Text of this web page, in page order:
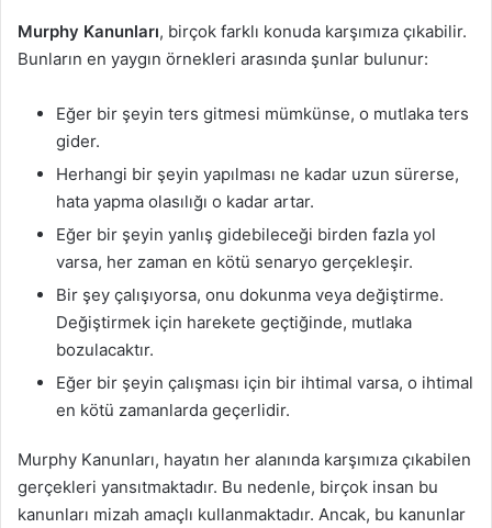
Murphy Kanunları, birçok farklı konuda karşımıza çıkabilir.
Bunların en yaygın örnekleri arasında şunlar bulunur:
Eğer bir şeyin ters gitmesi mümkünse, o mutlaka ters
gider.
Herhangi bir şeyin yapılması ne kadar uzun sürerse,
hata yapma olasılığı o kadar artar.
Eğer bir şeyin yanlış gidebileceği birden fazla yol
varsa, her zaman en kötü senaryo gerçekleşir.
Bir şey çalışıyorsa, onu dokunma veya değiştirme.
Değiştirmek için harekete geçtiğinde, mutlaka
bozulacaktır.
Eğer bir şeyin çalışması için bir ihtimal varsa, o ihtimal
en kötü zamanlarda geçerlidir.
Murphy Kanunları, hayatın her alanında karşımıza çıkabilen
gerçekleri yansıtmaktadır. Bu nedenle, birçok insan bu
kanunları mizah amaçlı kullanmaktadır. Ancak, bu kanunlar